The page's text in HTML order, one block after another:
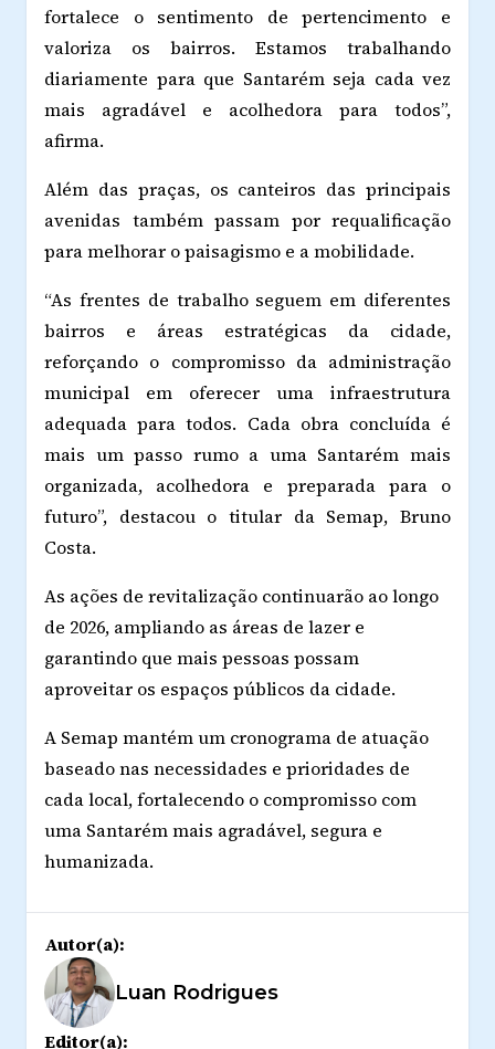
fortalece o sentimento de pertencimento e
valoriza os bairros. Estamos trabalhando
diariamente para que Santarém seja cada vez
mais agradável e acolhedora para todos”,
afirma.
Além das praças, os canteiros das principais
avenidas também passam por requalificação
para melhorar o paisagismo e a mobilidade.
“As frentes de trabalho seguem em diferentes
bairros e áreas estratégicas da cidade,
reforçando o compromisso da administração
municipal em oferecer uma infraestrutura
adequada para todos. Cada obra concluída é
mais um passo rumo a uma Santarém mais
organizada, acolhedora e preparada para o
futuro”, destacou o titular da Semap, Bruno
Costa.
As ações de revitalização continuarão ao longo
de 2026, ampliando as áreas de lazer e
garantindo que mais pessoas possam
aproveitar os espaços públicos da cidade.
A Semap mantém um cronograma de atuação
baseado nas necessidades e prioridades de
cada local, fortalecendo o compromisso com
uma Santarém mais agradável, segura e
humanizada.
Autor(a):
Luan Rodrigues
Editor(a):